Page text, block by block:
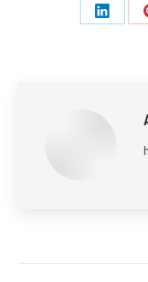
Share